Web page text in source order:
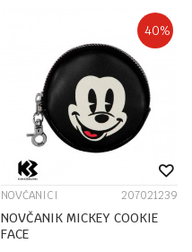
40%
NOVČANICI 207021239
NOVČANIK MICKEY COOKIE
FACE